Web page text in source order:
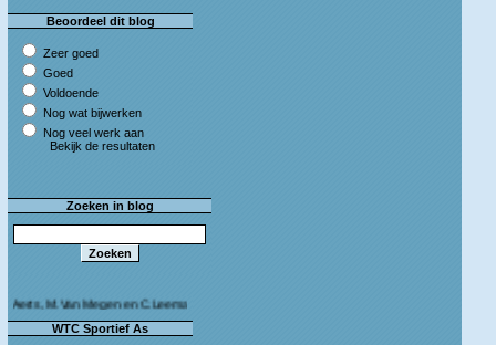
Beoordeel dit blog
Zeer goed
Goed
Voldoende
Nog wat bijwerken
Nog veel werk aan
Bekijk de resultaten
Zoeken in blog
Megen en C.Leeman - Van harte proficiat!
WTC Sportief As